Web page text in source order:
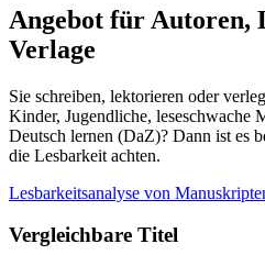
Angebot für Autoren,
Verlage
Sie schreiben, lektorieren oder
Kinder, Jugendliche, leseschwache
Deutsch lernen (DaZ)? Dann ist es
die Lesbarkeit achten.
Lesbarkeitsanalyse von
Vergleichbare Titel